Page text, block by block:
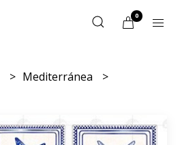
0
Mediterránea